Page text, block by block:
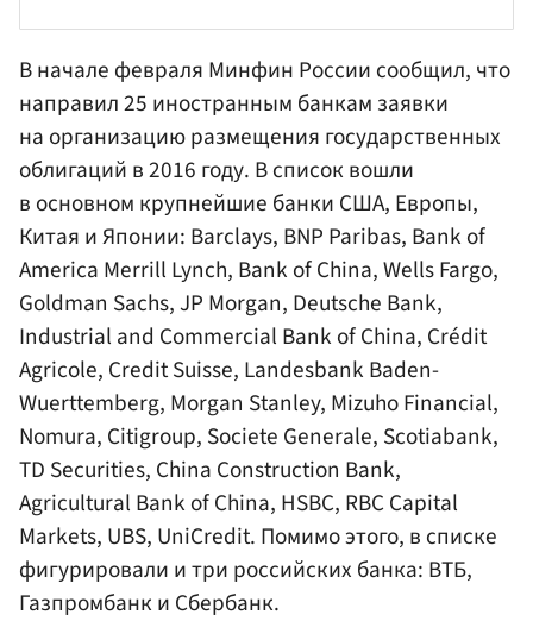
В начале февраля Минфин России сообщил, что
направил 25 иностранным банкам заявки
на организацию размещения государственных
облигаций в 2016 году. В список вошли
в основном крупнейшие банки США, Европы,
Китая и Японии: Barclays, BNP Paribas, Bank of
America Merrill Lynch, Bank of China, Wells Fargo,
Goldman Sachs, JP Morgan, Deutsche Bank,
Industrial and Commercial Bank of China, Crédit
Agricole, Credit Suisse, Landesbank Baden-
Wuerttemberg, Morgan Stanley, Mizuho Financial,
Nomura, Citigroup, Societe Generale, Scotiabank,
TD Securities, China Construction Bank,
Agricultural Bank of China, HSBC, RBC Capital
Markets, UBS, UniCredit. Помимо этого, в списке
фигурировали и три российских банка: ВТБ,
Газпромбанк и Сбербанк.